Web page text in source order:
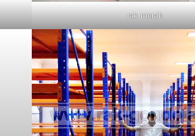
rak merah